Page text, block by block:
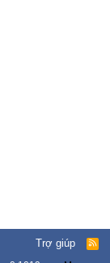
Trợ giúp
R